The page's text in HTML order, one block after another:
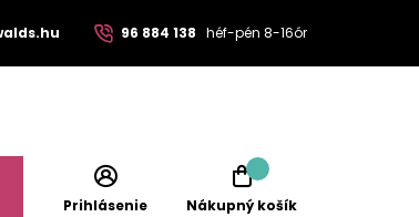
96 884 138 héf-pén 8-16ór
Prihlásenie Nákupný košík